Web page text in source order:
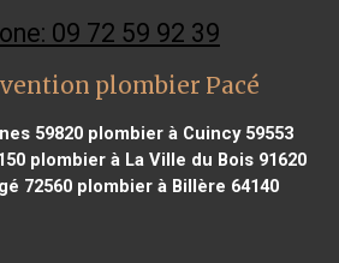
09 72 59 92 39
plombier Pacé
59820plombier à Cuincy 59553
plombier à La Ville du Bois 91620
72560 plombier à Billère 64140